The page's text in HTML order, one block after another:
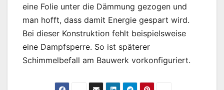
eine Folie unter die Dämmung gezogen und
man hofft, dass damit Energie gespart wird.
Bei dieser Konstruktion fehlt beispielsweise
eine Dampfsperre. So ist späterer
Schimmelbefall am Bauwerk vorkonfiguriert.